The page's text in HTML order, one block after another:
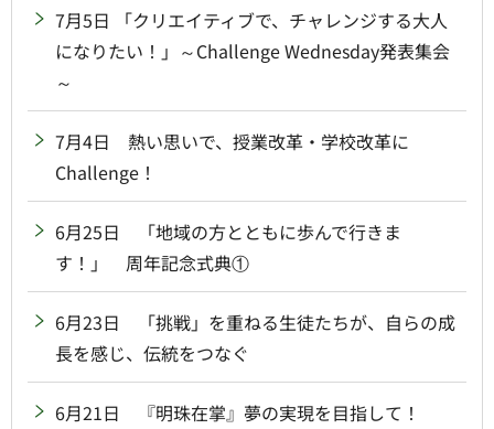
7月5日 「クリエイティブで、チャレンジする大人
になりたい！」～Challenge Wednesday発表集会
～
7月4日 熱い思いで、授業改革・学校改革に
Challenge！
6月25日 「地域の方とともに歩んで行きま
す！」 周年記念式典①
6月23日 「挑戦」を重ねる生徒たちが、自らの成
長を感じ、伝統をつなぐ
6月21日 『明珠在掌』夢の実現を目指して！